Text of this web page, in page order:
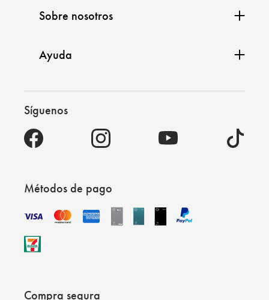
Sobre nosotros
Ayuda
Síguenos
Métodos de pago
Compra segura